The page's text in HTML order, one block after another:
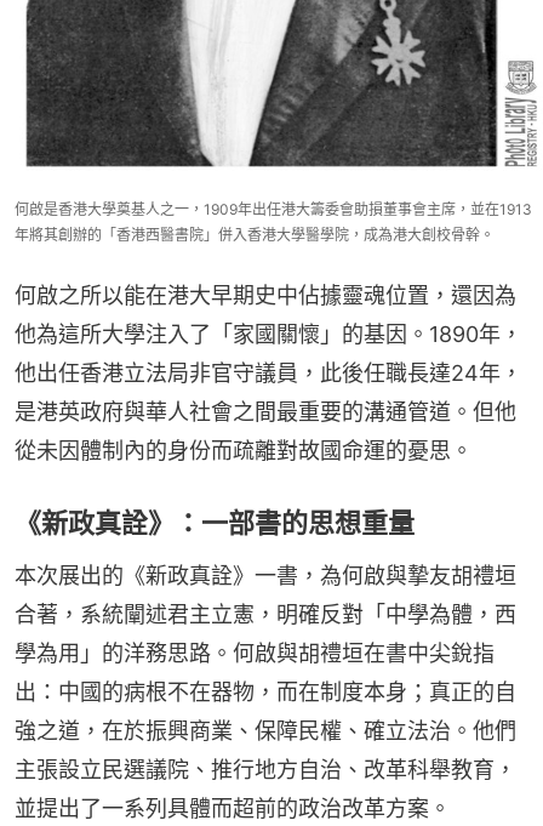
何啟是香港大學奠基人之一，1909年出任港大籌委會助損董事會主席，並在1913
年將其創辦的「香港西醫書院」併入香港大學醫學院，成為港大創校骨幹。
何啟之所以能在港大早期史中佔據靈魂位置，還因為
他為這所大學注入了「家國關懷」的基因。1890年，
他出任香港立法局非官守議員，此後任職長達24年，
是港英政府與華人社會之間最重要的溝通管道。但他
從未因體制內的身份而疏離對故國命運的憂思。
《新政真詮》：一部書的思想重量
本次展出的《新政真詮》一書，為何啟與摯友胡禮垣
合著，系統闡述君主立憲，明確反對「中學為體，西
學為用」的洋務思路。何啟與胡禮垣在書中尖銳指
出：中國的病根不在器物，而在制度本身；真正的自
強之道，在於振興商業、保障民權、確立法治。他們
主張設立民選議院、推行地方自治、改革科舉教育，
並提出了一系列具體而超前的政治改革方案。